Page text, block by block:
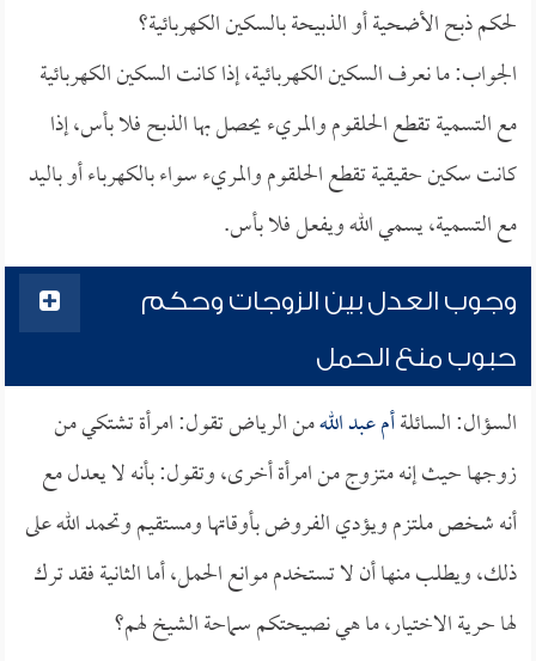
لحكم ذبح الأضحية أو الذبيحة بالسكين الكهربائية؟
الجواب: ما نعرف السكين الكهربائية، إذا كانت السكين الكهربائية
مع التسمية تقطع الحلقوم والمريء يحصل بها الذبح فلا بأس، إذا
كانت سكين حقيقية تقطع الحلقوم والمريء سواء بالكهرباء أو باليد
مع التسمية، يسمي الله ويفعل فلا بأس.
وجوب العدل بين الزوجات وحكم
حبوب منع الحمل
السؤال: السائلةأم عبد اللهمن الرياض تقول: امرأة تشتكي من
زوجها حيث إنه متزوج من امرأة أخرى، وتقول: بأنه لا يعدل مع
أنه شخص ملتزم ويؤدي الفروض بأوقاتها ومستقيم وتحمد الله على
ذلك، ويطلب منها أن لا تستخدم موانع الحمل، أما الثانية فقد ترك
لها حرية الاختيار، ما هي نصيحتكم سماحة الشيخ لهم؟